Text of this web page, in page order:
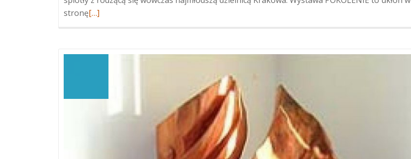
stronęWięcej
[…]